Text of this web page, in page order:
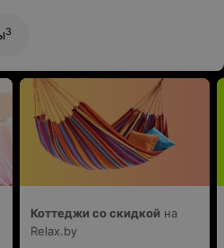
3
Коттеджи со скидкой на
Relax.by